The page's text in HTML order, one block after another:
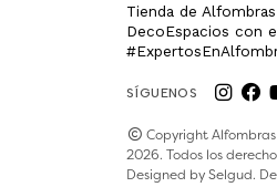
Tienda de
DecoEspacios con
SÍGUENOS
Copyright
2026. Todos los
Designed bySelgud.